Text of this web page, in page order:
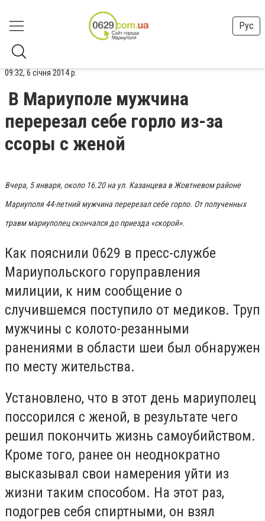
Рус
09:32, 6 січня 2014 р.
В Мариуполе мужчина
перерезал себе горло из-за
ссоры с женой
Вчера, 5 января, около 16.20 на ул. Казанцева в Жовтневом районе
Мариуполя 44-летний мужчина перерезал себе горло. От полученных
травм мариуполец скончался до приезда «скорой».
Как пояснили 0629 в пресс-службе
Мариупольского горуправления
милиции, к ним сообщение о
случившемся поступило от медиков. Труп
мужчины с колото-резанными
ранениями в области шеи был обнаружен
по месту жительства.
Установлено, что в этот день мариуполец
поссорился с женой, в результате чего
решил покончить жизнь самоубийством.
Кроме того, ранее он неоднократно
высказывал свои намерения уйти из
жизни таким способом. На этот раз,
подогрев себя спиртными, он взял